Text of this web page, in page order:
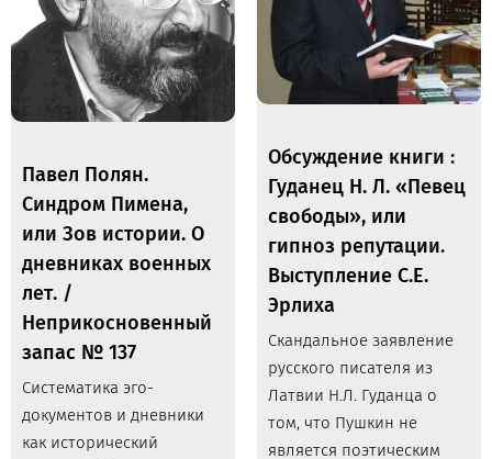
Павел Полян.
Синдром Пимена,
или Зов истории. О
дневниках военных
лет. /
Неприкосновенный
запас № 137
Систематика эго-
документов и дневники
как исторический
Обсуждение книги :
Гуданец Н. Л. «Певец
свободы», или
гипноз репутации.
Выступление С.Е.
Эрлиха
Скандальное заявление
русского писателя из
Латвии Н.Л. Гуданца о
том, что Пушкин не
является поэтическим